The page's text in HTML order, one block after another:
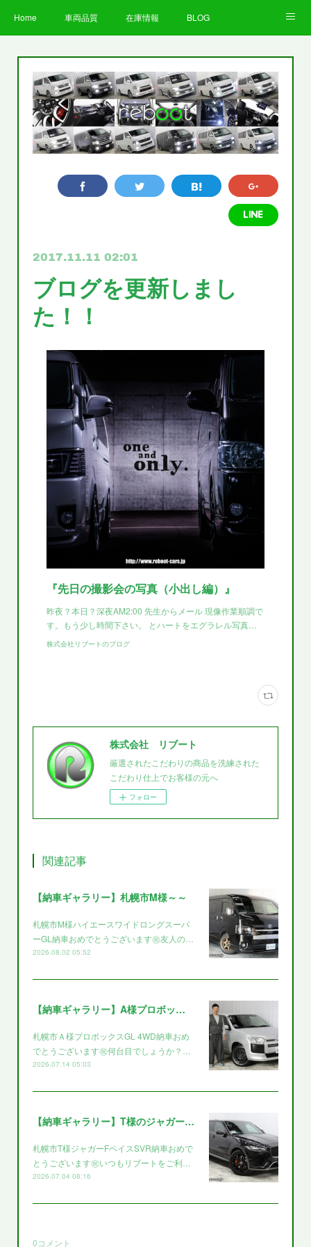
Home 車両品質 在庫情報 BLOG
お客様の声 STAFF 企業情報
プライバシーポリシー
2017.11.11 02:01
ブログを更新しまし
た！！
『先日の撮影会の写真（小出し編）』
昨夜？本日？深夜AM2:00 先生からメール 現像作業順調で
す。もう少し時間下さい。 とハートをエグラレル写真…
株式会社リブートのブログ
株式会社 リブート
厳選されたこだわりの商品を洗練された
こだわり仕上でお客様の元へ
フォロー
関連記事
【納車ギャラリー】札幌市M様～～
札幌市M様ハイエースワイドロングスーパ
ーGL納車おめでとうございます㊗️友人の…
2026.08.02 05:52
【納車ギャラリー】A様プロボックス～～
札幌市Ａ様プロボックスGL 4WD納車おめ
でとうございます㊗️何台目でしょうか？…
2026.07.14 05:03
【納車ギャラリー】T様のジャガー～～
札幌市T様ジャガーFペイスSVR納車おめで
とうございます㊗️いつもリブートをご利…
2026.07.04 08:16
0コメント